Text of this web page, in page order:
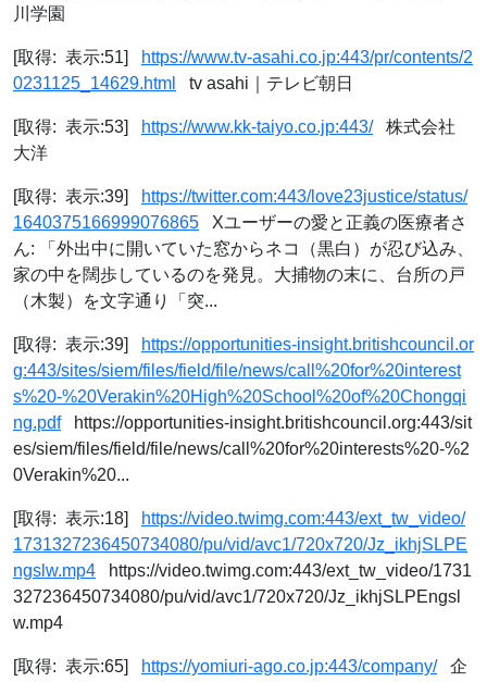
川学園
[取得: 表示:51]
https://www.tv-asahi.co.jp:443/pr/contents/2
0231125_14629.html
tv asahi｜テレビ朝日
[取得: 表示:53] https://www.kk-taiyo.co.jp:443/株式会社
大洋
[取得: 表示:39]
https://twitter.com:443/love23justice/status/
1640375166999076865 Xユーザーの愛と正義の医療者さ
ん: 「外出中に開いていた窓からネコ（黒白）が忍び込み、
家の中を闊歩しているのを発見。大捕物の末に、台所の戸
（木製）を文字通り「突...
[取得: 表示:39]
https://opportunities-insight.britishcouncil.or
g:443/sites/siem/files/field/file/news/call%20for%20interest
s%20-%20Verakin%20High%20School%20of%20Chongqi
ng.pdfhttps://opportunities-insight.britishcouncil.org:443/sit
es/siem/files/field/file/news/call%20for%20interests%20-%2
0Verakin%20...
[取得: 表示:18]
https://video.twimg.com:443/ext_tw_video/
1731327236450734080/pu/vid/avc1/720x720/Jz_ikhjSLPE
ngslw.mp4 https://video.twimg.com:443/ext_tw_video/1731
327236450734080/pu/vid/avc1/720x720/Jz_ikhjSLPEngsl
w.mp4
[取得: 表示:65] https://yomiuri-ago.co.jp:443/company/企